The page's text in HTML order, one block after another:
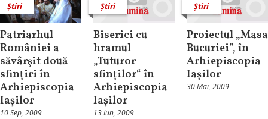
Știri
Patriarhul
României a
săvârşit două
sfinţiri în
Arhiepiscopia
Iaşilor
10 Sep, 2009
Știri
Biserici cu
hramul
„Tuturor
sfinţilor“ în
Arhiepiscopia
Iaşilor
13 Iun, 2009
Știri
Proiectul „Masa
Bucuriei”, în
Arhiepiscopia
Iaşilor
30 Mai, 2009